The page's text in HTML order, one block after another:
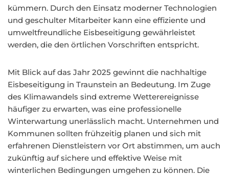
kümmern. Durch den Einsatz moderner Technologien
und geschulter Mitarbeiter kann eine effiziente und
umweltfreundliche Eisbeseitigung gewährleistet
werden, die den örtlichen Vorschriften entspricht.
Mit Blick auf das Jahr 2025 gewinnt die nachhaltige
Eisbeseitigung in Traunstein an Bedeutung. Im Zuge
des Klimawandels sind extreme Wetterereignisse
häufiger zu erwarten, was eine professionelle
Winterwartung unerlässlich macht. Unternehmen und
Kommunen sollten frühzeitig planen und sich mit
erfahrenen Dienstleistern vor Ort abstimmen, um auch
zukünftig auf sichere und effektive Weise mit
winterlichen Bedingungen umgehen zu können. Die